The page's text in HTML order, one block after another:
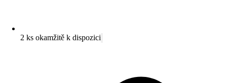
2 ks okamžitě k dispozici